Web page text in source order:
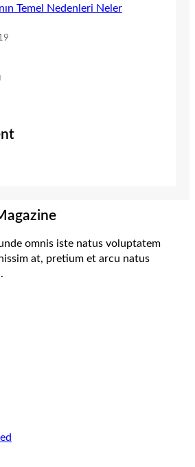
Temel Nedenleri Neler
omnis iste natus voluptatem
at, pretium et arcu natus